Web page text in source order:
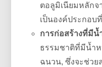
ตอลูมิเนียมหลักจ
เป็นองค์ประกอบ
การก่อสร้างที่มีน้
ธรรมชาติที่มีน้ำห
ฉนวน, ซึ่งจะช่วย